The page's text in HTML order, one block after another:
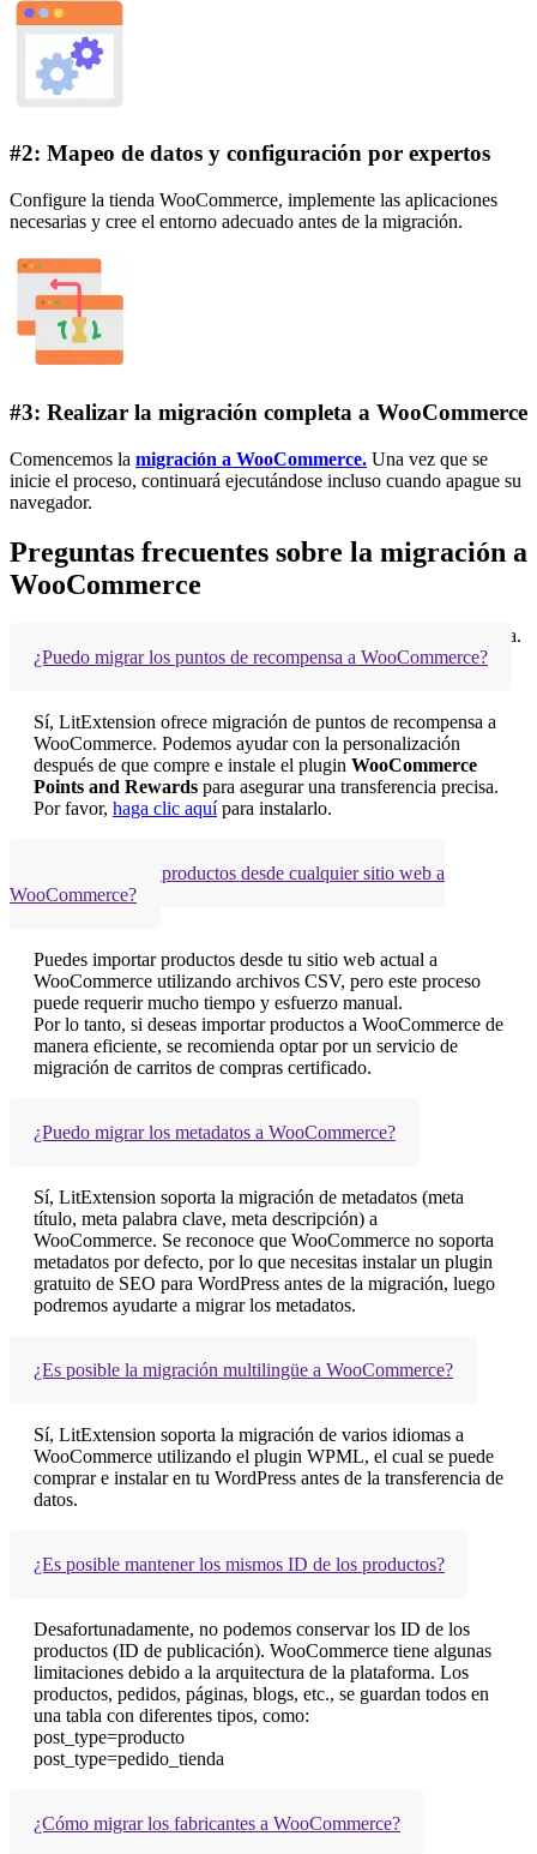
#2: Mapeo de datos y configuración por expertos
Configure la tienda WooCommerce, implemente las aplicaciones
necesarias y cree el entorno adecuado antes de la migración.
#3: Realizar la migración completa a WooCommerce
Comencemos la migración a WooCommerce. Una vez que se
inicie el proceso, continuará ejecutándose incluso cuando apague su
navegador.
Preguntas frecuentes sobre la migración a
WooCommerce
para la respuesta más rápida.
¿Puedo migrar los puntos de recompensa a WooCommerce?
Sí, LitExtension ofrece migración de puntos de recompensa a
WooCommerce. Podemos ayudar con la personalización
después de que compre e instale el plugin WooCommerce
Points and Rewards para asegurar una transferencia precisa.
Por favor, haga clic aquípara instalarlo.
¿Cómo importar productos desde cualquier sitio web a
WooCommerce?
Puedes importar productos desde tu sitio web actual a
WooCommerce utilizando archivos CSV, pero este proceso
puede requerir mucho tiempo y esfuerzo manual.
Por lo tanto, si deseas importar productos a WooCommerce de
manera eficiente, se recomienda optar por un servicio de
migración de carritos de compras certificado.
¿Puedo migrar los metadatos a WooCommerce?
Sí, LitExtension soporta la migración de metadatos (meta
título, meta palabra clave, meta descripción) a
WooCommerce. Se reconoce que WooCommerce no soporta
metadatos por defecto, por lo que necesitas instalar un plugin
gratuito de SEO para WordPress antes de la migración, luego
podremos ayudarte a migrar los metadatos.
¿Es posible la migración multilingüe a WooCommerce?
Sí, LitExtension soporta la migración de varios idiomas a
WooCommerce utilizando el plugin WPML, el cual se puede
comprar e instalar en tu WordPress antes de la transferencia de
datos.
¿Es posible mantener los mismos ID de los productos?
Desafortunadamente, no podemos conservar los ID de los
productos (ID de publicación). WooCommerce tiene algunas
limitaciones debido a la arquitectura de la plataforma. Los
productos, pedidos, páginas, blogs, etc., se guardan todos en
una tabla con diferentes tipos, como:
post_type=producto
post_type=pedido_tienda
¿Cómo migrar los fabricantes a WooCommerce?